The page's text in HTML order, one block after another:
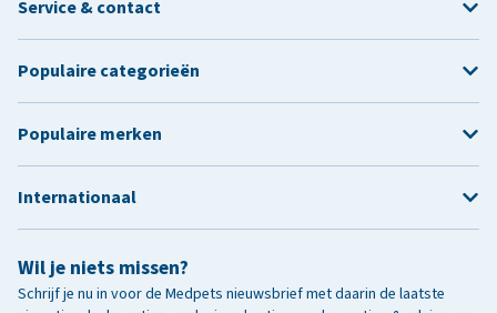
Wil je niets missen?
Schrijf je nu in voor de Medpets nieuwsbrief met daarin de laatste
Service & contact
Populaire categorieën
Populaire merken
Internationaal